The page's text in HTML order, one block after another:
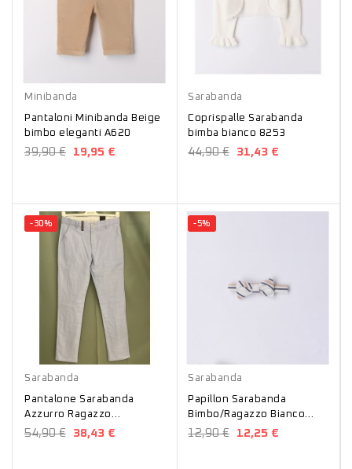
Minibanda
Pantaloni Minibanda Beige
bimbo eleganti A620
39,90 € 19,95 €
Sarabanda
Coprispalle Sarabanda
bimba bianco 8253
44,90 € 31,43 €
Azzurro
-30%
Sarabanda
Pantalone Sarabanda
Azzurro Ragazzo
0J827861600
54,90 € 38,43 €
-5%
Sarabanda
Papillon Sarabanda
Bimbo/Ragazzo Bianco
8905
12,90 € 12,25 €